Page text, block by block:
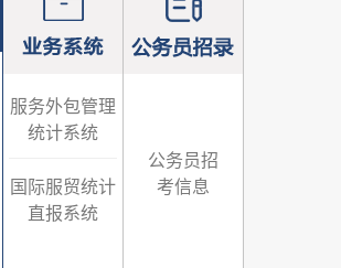
服务外包管理
统计系统
国际服贸统计
直报系统
公务员招
考信息